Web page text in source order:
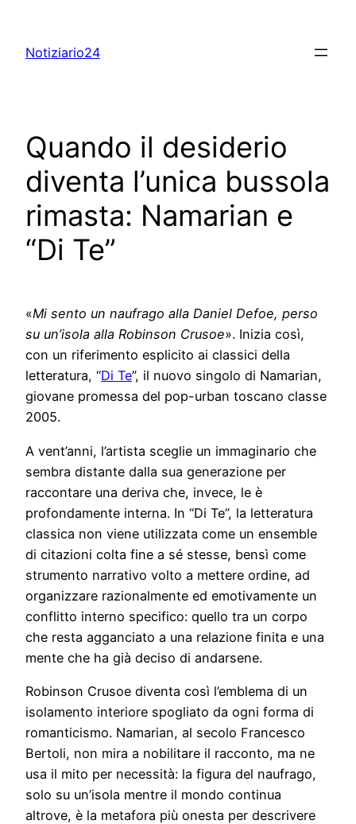
content
Notiziario24
Quando il desiderio
diventa l’unica bussola
rimasta: Namarian e
“Di Te”
«Mi sento un naufrago alla Daniel Defoe, perso
su un’isola alla Robinson Crusoe». Inizia così,
con un riferimento esplicito ai classici della
letteratura, “Di Te”, il nuovo singolo di Namarian,
giovane promessa del pop-urban toscano classe
2005.
A vent’anni, l’artista sceglie un immaginario che
sembra distante dalla sua generazione per
raccontare una deriva che, invece, le è
profondamente interna. In “Di Te”, la letteratura
classica non viene utilizzata come un ensemble
di citazioni colta fine a sé stesse, bensì come
strumento narrativo volto a mettere ordine, ad
organizzare razionalmente ed emotivamente un
conflitto interno specifico: quello tra un corpo
che resta agganciato a una relazione finita e una
mente che ha già deciso di andarsene.
Robinson Crusoe diventa così l’emblema di un
isolamento interiore spogliato da ogni forma di
romanticismo. Namarian, al secolo Francesco
Bertoli, non mira a nobilitare il racconto, ma ne
usa il mito per necessità: la figura del naufrago,
solo su un’isola mentre il mondo continua
altrove, è la metafora più onesta per descrivere